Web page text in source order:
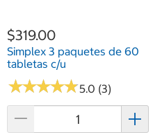
$319.00
Simplex 3 paquetes de 60
tabletas c/u
★★★★★
★★★★★5.0 (3)